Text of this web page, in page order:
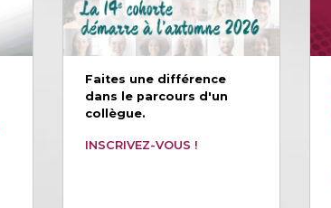
Faites une différence
dans le parcours d'un
collègue.
INSCRIVEZ-VOUS !